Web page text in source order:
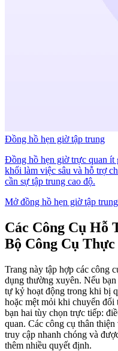
Đồng hồ hẹn giờ tập trung
Đồng hồ hẹn giờ trực quan ít
khối làm việc sâu và hỗ trợ
cần sự tập trung cao độ.
Mở đồng hồ hẹn giờ tập trung
Các Công Cụ
Bộ Công Cụ Thực
Trang này tập hợp các công
dụng thường xuyên. Nếu
tự kỷ hoạt động trong khi bị
hoặc mệt mỏi khi chuyển đổi
bạn hai tùy chọn trực tiếp:
quan. Các công cụ thân
truy cập nhanh chóng và
thêm nhiều quyết định.